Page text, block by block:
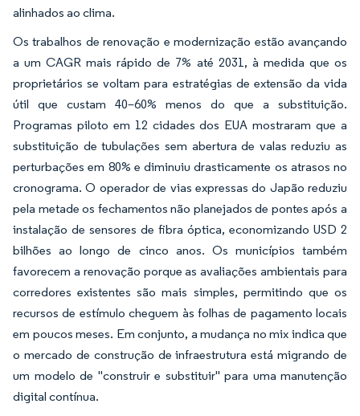
alinhados ao clima.
Os trabalhos de renovação e modernização estão avançando
a um CAGR mais rápido de 7% até 2031, à medida que os
proprietários se voltam para estratégias de extensão da vida
útil que custam 40–60% menos do que a substituição.
Programas piloto em 12 cidades dos EUA mostraram que a
substituição de tubulações sem abertura de valas reduziu as
perturbações em 80% e diminuiu drasticamente os atrasos no
cronograma. O operador de vias expressas do Japão reduziu
pela metade os fechamentos não planejados de pontes após a
instalação de sensores de fibra óptica, economizando USD 2
bilhões ao longo de cinco anos. Os municípios também
favorecem a renovação porque as avaliações ambientais para
corredores existentes são mais simples, permitindo que os
recursos de estímulo cheguem às folhas de pagamento locais
em poucos meses. Em conjunto, a mudança no mix indica que
o mercado de construção de infraestrutura está migrando de
um modelo de "construir e substituir" para uma manutenção
digital contínua.